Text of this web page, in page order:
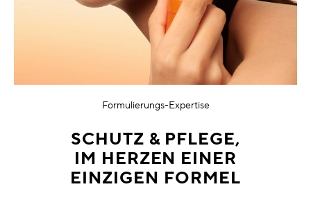
Formulierungs-Expertise
SCHUTZ & PFLEGE,
IM HERZEN EINER
EINZIGEN FORMEL